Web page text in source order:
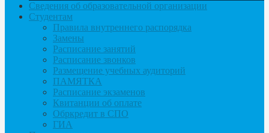
Сведения об образовательной организации
Студентам
Правила внутреннего распорядка
Замены
Расписание занятий
Расписание звонков
Размещение учебных аудиторий
ПАМЯТКА
Расписание экзаменов
Квитанции об оплате
Обркредит в СПО
ГИА